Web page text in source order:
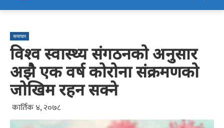
समाचार
विश्व स्वास्थ्य संगठनको अनुसार
अझै एक वर्ष कोरोना संक्रमणको
जोखिम रहन सक्ने
कार्तिक ४, २०७८